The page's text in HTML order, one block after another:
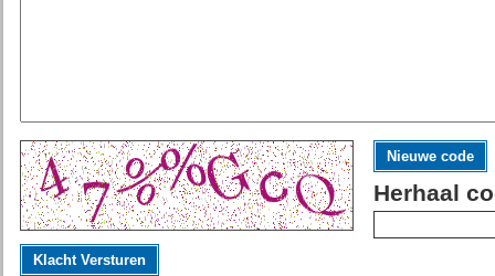
Nieuwe code
Herhaal
Klacht Versturen